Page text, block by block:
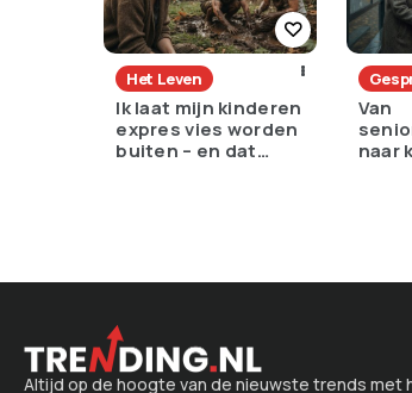
Het Leven
Ik laat mijn kinderen
expres vies worden
buiten – en dat
Van
naar
Altijd op de hoogte van de nieuwste trends met